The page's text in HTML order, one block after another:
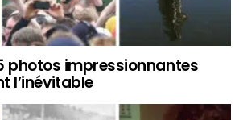
photos impressionnantes
l’inévitable